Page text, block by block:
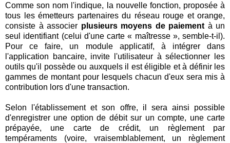
Comme son nom l'indique, la nouvelle fonction, proposée à
tous les émetteurs partenaires du réseau rouge et orange,
consiste à associer plusieurs moyens de paiement à un
seul identifiant (celui d'une carte « maîtresse », semble-t-il).
Pour ce faire, un module applicatif, à intégrer dans
l'application bancaire, invite l'utilisateur à sélectionner les
outils qu'il possède ou auxquels il est éligible et à définir les
gammes de montant pour lesquels chacun d'eux sera mis à
contribution lors d'une transaction.
Selon l'établissement et son offre, il sera ainsi possible
d'enregistrer une option de débit sur un compte, une carte
prépayée, une carte de crédit, un règlement par
tempéraments (voire, vraisemblablement, un règlement